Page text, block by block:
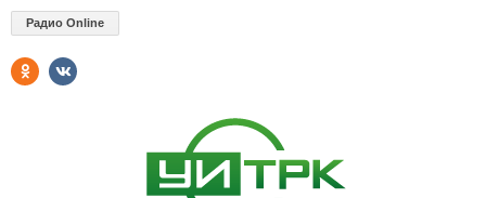
Радио Online